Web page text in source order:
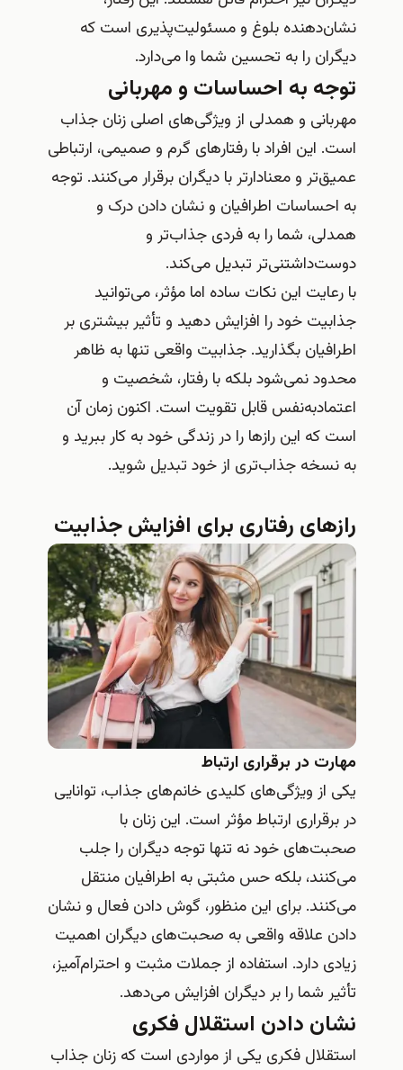
نشان‌دهنده بلوغ و مسئولیت‌پذیری است که
دیگران را به تحسین شما وا می‌دارد.
توجه به احساسات و مهربانی
مهربانی و همدلی از ویژگی‌های اصلی زنان جذاب
است. این افراد با رفتارهای گرم و صمیمی، ارتباطی
عمیق‌تر و معنادارتر با دیگران برقرار می‌کنند. توجه
به احساسات اطرافیان و نشان دادن درک و
همدلی، شما را به فردی جذاب‌تر و
دوست‌داشتنی‌تر تبدیل می‌کند.
با رعایت این نکات ساده اما مؤثر، می‌توانید
جذابیت خود را افزایش دهید و تأثیر بیشتری بر
اطرافیان بگذارید. جذابیت واقعی تنها به ظاهر
محدود نمی‌شود بلکه با رفتار، شخصیت و
اعتمادبه‌نفس قابل تقویت است. اکنون زمان آن
است که این رازها را در زندگی خود به کار ببرید و
به نسخه جذاب‌تری از خود تبدیل شوید.
رازهای رفتاری برای افزایش جذابیت
مهارت در برقراری ارتباط
یکی از ویژگی‌های کلیدی خانم‌های جذاب، توانایی
در برقراری ارتباط مؤثر است. این زنان با
صحبت‌های خود نه تنها توجه دیگران را جلب
می‌کنند، بلکه حس مثبتی به اطرافیان منتقل
می‌کنند. برای این منظور، گوش دادن فعال و نشان
دادن علاقه واقعی به صحبت‌های دیگران اهمیت
زیادی دارد. استفاده از جملات مثبت و احترام‌آمیز،
تأثیر شما را بر دیگران افزایش می‌دهد.
نشان دادن استقلال فکری
استقلال فکری یکی از مواردی است که زنان جذاب